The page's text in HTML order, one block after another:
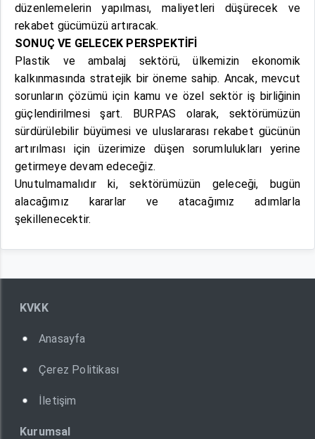
düzenlemelerin yapılması, maliyetleri düşürecek ve
rekabet gücümüzü artıracak.
SONUÇ VE GELECEK PERSPEKTİFİ
Plastik ve ambalaj sektörü, ülkemizin ekonomik
kalkınmasında stratejik bir öneme sahip. Ancak, mevcut
sorunların çözümü için kamu ve özel sektör iş birliğinin
güçlendirilmesi şart. BURPAS olarak, sektörümüzün
sürdürülebilir büyümesi ve uluslararası rekabet gücünün
artırılması için üzerimize düşen sorumlulukları yerine
getirmeye devam edeceğiz.
Unutulmamalıdır ki, sektörümüzün geleceği, bugün
alacağımız kararlar ve atacağımız adımlarla
şekillenecektir.
KVKK
Anasayfa
Çerez Politikası
İletişim
Kurumsal